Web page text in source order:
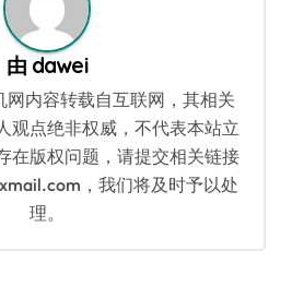
由 dawei
网内容转载自互联网，其相关
观点绝非权威，不代表本站立
在版权问题，请提交相关链接
，我们将及时予以处
理。